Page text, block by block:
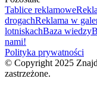
Tablice reklamowe
drogachReklama w
lotniskachBaza wiedzy
nami!
Polityka prywatności
© Copyright 2025
zastrzeżone.